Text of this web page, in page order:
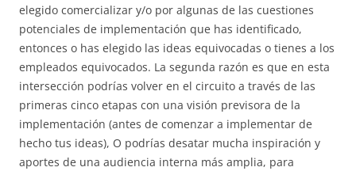
elegido comercializar y/o por algunas de las cuestiones
potenciales de implementación que has identificado,
entonces o has elegido las ideas equivocadas o tienes a los
empleados equivocados. La segunda razón es que en esta
intersección podrías volver en el circuito a través de las
primeras cinco etapas con una visión previsora de la
implementación (antes de comenzar a implementar de
hecho tus ideas), O podrías desatar mucha inspiración y
aportes de una audiencia interna más amplia, para